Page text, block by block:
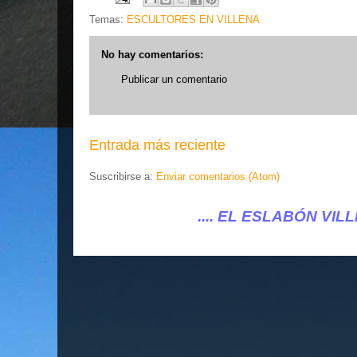
Temas: ESCULTORES EN VILLENA
No hay comentarios:
Publicar un comentario
Entrada más reciente
Suscribirse a: Enviar comentarios (Atom)
.... EL ESLABÓN VILLENA ...